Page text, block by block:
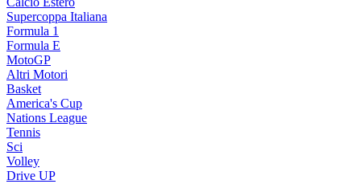
Supercoppa Italiana
Formula 1
Formula E
MotoGP
Altri Motori
Basket
America's Cup
Nations League
Tennis
Sci
Volley
Drive UP